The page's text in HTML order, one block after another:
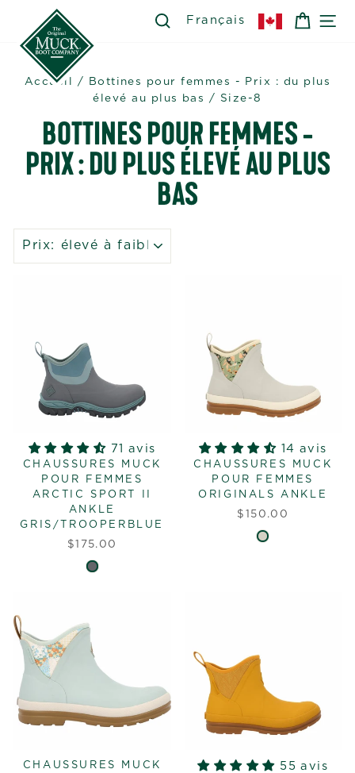
contenu
SEARCH
RECHERCHER
Français
Accueil /
Bottines pour femmes - Prix : du plus
élevé au plus bas / Size-8
BOTTINES POUR FEMMES -
PRIX : DU PLUS ÉLEVÉ AU PLUS
BAS
71 avis
CHAUSSURES MUCK
POUR FEMMES
ARCTIC SPORT II
ANKLE
GRIS/TROOPERBLUE
$175.00
14 avis
CHAUSSURES MUCK
POUR FEMMES
ORIGINALS ANKLE
$150.00
CHAUSSURES MUCK
55 avis